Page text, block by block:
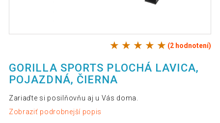
(2 hodnotení)
GORILLA SPORTS PLOCHÁ LAVICA,
POJAZDNÁ, ČIERNA
Zariaďte si posilňovňu aj u Vás doma.
Zobraziť podrobnejší popis